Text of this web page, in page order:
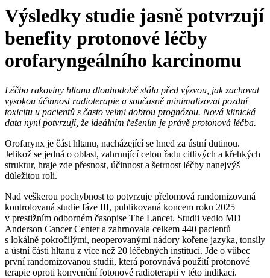
Výsledky studie jasně potvrzují
benefity protonové léčby
orofaryngeálního karcinomu
Léčba rakoviny hltanu dlouhodobě stála před výzvou, jak zachovat
vysokou účinnost radioterapie a současně minimalizovat pozdní
toxicitu u pacientů s často velmi dobrou prognózou. Nová klinická
data nyní potvrzují, že ideálním řešením je právě protonová léčba.
Orofarynx je část hltanu, nacházející se hned za ústní dutinou.
Jelikož se jedná o oblast, zahrnující celou řadu citlivých a křehkých
struktur, hraje zde přesnost, účinnost a šetrnost léčby nanejvýš
důležitou roli.
Nad veškerou pochybnost to potvrzuje přelomová randomizovaná
kontrolovaná studie fáze III, publikovaná koncem roku 2025
v prestižním odborném časopise The Lancet. Studii vedlo MD
Anderson Cancer Center a zahrnovala celkem 440 pacientů
s lokálně pokročilými, neoperovanými nádory kořene jazyka, tonsily
a ústní části hltanu z více než 20 léčebných institucí. Jde o vůbec
první randomizovanou studii, která porovnává použití protonové
terapie oproti konvenční fotonové radioterapii v této indikaci.